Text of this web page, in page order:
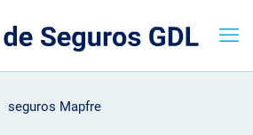
seguros Mapfre